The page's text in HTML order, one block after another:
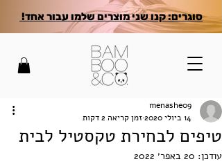
סוגרים: קנו שני מוצרים שלמו עבור אחד!
טיפים לבחירת טקסטיל לבית
menashe09
14 ביולי 2020
זמן קריאה 2 דקות
עודכן: 20 באפר׳ 2022